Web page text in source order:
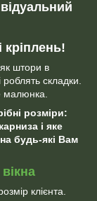
кріплень!
штори в
складки.
малюнка.
розміри:
і яке
будь-які Вам
клієнта.